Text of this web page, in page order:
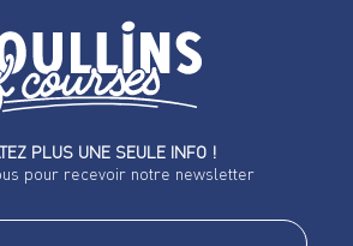
PLUS UNE SEULE INFO !
pour recevoir notre newsletter